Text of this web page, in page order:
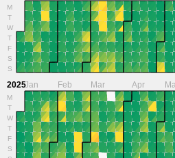
M
T
W
T
F
S
S
2025
M
T
W
T
F
S
Jan Feb Mar Apr